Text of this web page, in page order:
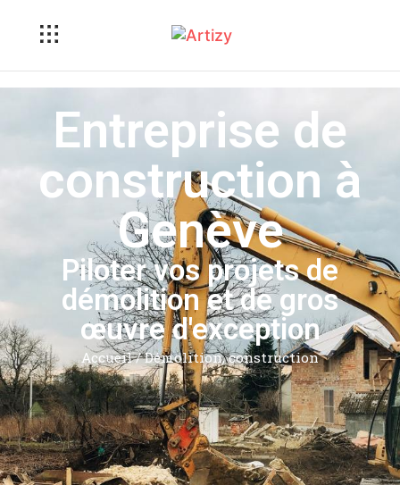
Entreprise de
construction à
Genève
Piloter vos projets de
démolition et de gros
œuvre d'exception
Accueil/Démolition, construction